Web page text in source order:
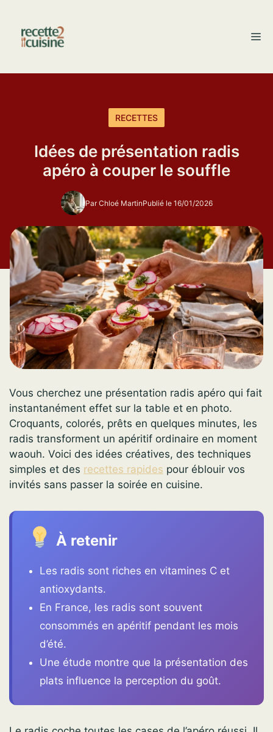
contenu
RECETTES
Idées de présentation radis
apéro à couper le souffle
Par Chloé MartinPublié le 16/01/2026
Vous cherchez une présentation radis apéro qui fait
instantanément effet sur la table et en photo.
Croquants, colorés, prêts en quelques minutes, les
radis transforment un apéritif ordinaire en moment
waouh. Voici des idées créatives, des techniques
simples et des recettes rapides pour éblouir vos
invités sans passer la soirée en cuisine.
À retenir
Les radis sont riches en vitamines C et
antioxydants.
En France, les radis sont souvent
consommés en apéritif pendant les mois
d’été.
Une étude montre que la présentation des
plats influence la perception du goût.